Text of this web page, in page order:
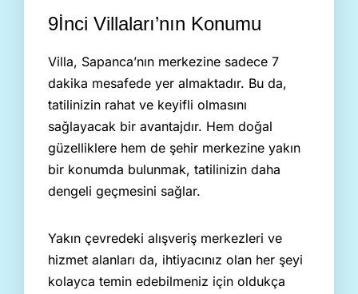
9İnci Villaları’nın Konumu
Villa, Sapanca’nın merkezine sadece 7
dakika mesafede yer almaktadır. Bu da,
tatilinizin rahat ve keyifli olmasını
sağlayacak bir avantajdır. Hem doğal
güzelliklere hem de şehir merkezine yakın
bir konumda bulunmak, tatilinizin daha
dengeli geçmesini sağlar.
Yakın çevredeki alışveriş merkezleri ve
hizmet alanları da, ihtiyacınız olan her şeyi
kolayca temin edebilmeniz için oldukça